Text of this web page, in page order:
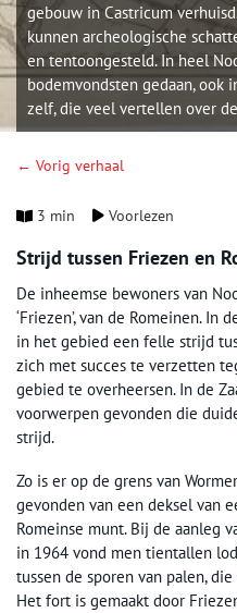
gebouw in Castricum
kunnen archeologische
en tentoongesteld. In heel
bodemvondsten gedaan, ook
zelf, die veel vertellen over
← Vorig verhaal
3 min Voorlezen
Strijd tussen Friezen en
De inheemse bewoners van
‘Friezen’, van de Romeinen. In
in het gebied een felle strijd
zich met succes te verzetten
gebied te overheersen. In de
voorwerpen gevonden die
strijd.
Zo is er op de grens van
gevonden van een deksel van
Romeinse munt. Bij de aanleg
in 1964 vond men tientallen
tussen de sporen van palen,
Het fort is gemaakt door